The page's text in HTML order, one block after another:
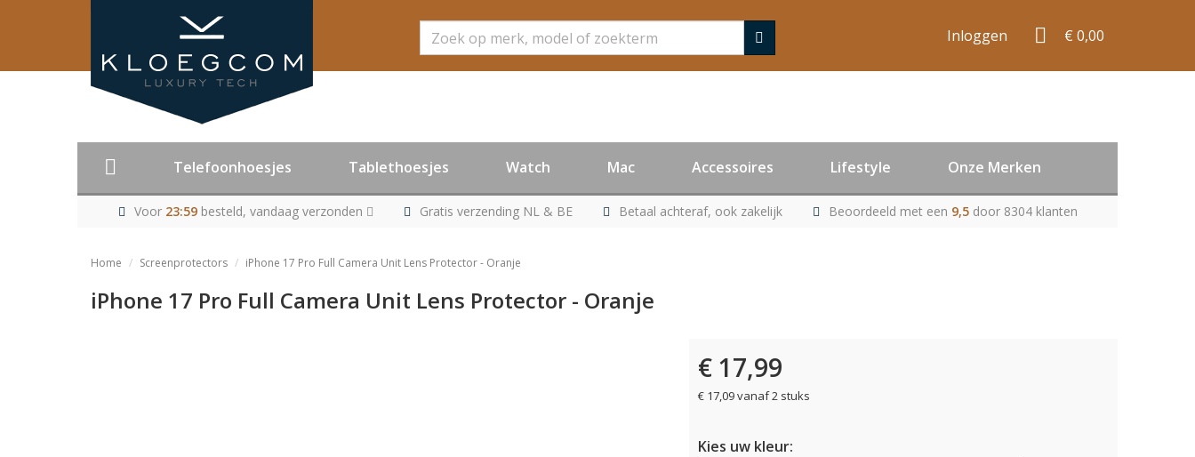
Zoeken Inloggen € 0,00
Telefoonhoesjes Tablethoesjes Watch Mac Accessoires Lifestyle Onze Merken
Voor 23:59besteld, vandaag verzonden Gratis verzending NL & BE Betaal achteraf, ook zakelijk Beoordeeld met een 9,5 door 8304 klanten
Home Screenprotectors iPhone 17 Pro Full Camera Unit Lens Protector - Oranje
iPhone 17 Pro Full Camera Unit Lens Protector - Oranje
€ 17,99
€ 17,09 vanaf 2 stuks
Kies uw kleur: